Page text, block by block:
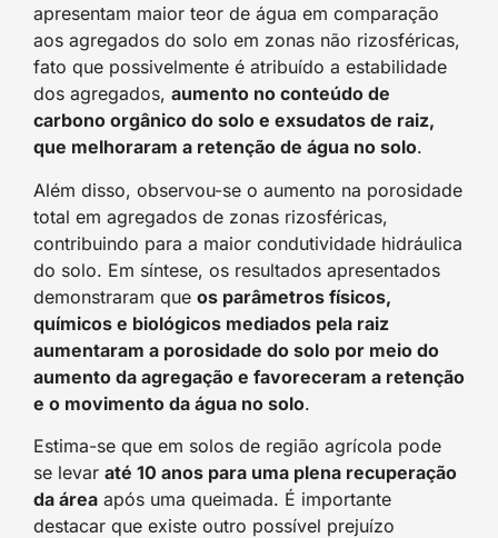
apresentam maior teor de água em comparação
aos agregados do solo em zonas não rizosféricas,
fato que possivelmente é atribuído a estabilidade
dos agregados, aumento no conteúdo de
carbono orgânico do solo e exsudatos de raiz,
que melhoraram a retenção de água no solo.
Além disso, observou-se o aumento na porosidade
total em agregados de zonas rizosféricas,
contribuindo para a maior condutividade hidráulica
do solo. Em síntese, os resultados apresentados
demonstraram que os parâmetros físicos,
químicos e biológicos mediados pela raiz
aumentaram a porosidade do solo por meio do
aumento da agregação e favoreceram a retenção
e o movimento da água no solo.
Estima-se que em solos de região agrícola pode
se levar até 10 anos para uma plena recuperação
da área após uma queimada. É importante
destacar que existe outro possível prejuízo